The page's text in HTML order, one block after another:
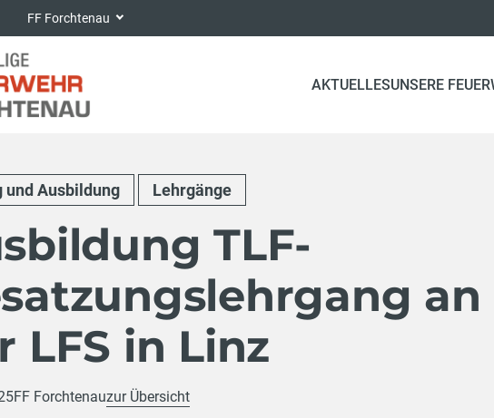
FF Forchtenau
AKTUELLESUNSERE
und Ausbildung Lehrgänge
TLF-
an
LFS in Linz
FF Forchtenauzur Übersicht